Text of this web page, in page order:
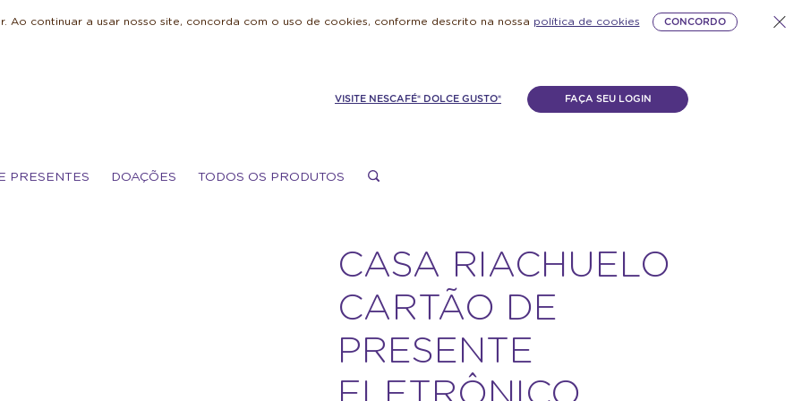
Ao continuar a usar nosso site, concorda com o uso de cookies, conforme descrito na nossa política de cookies CONCORDO
VISITE NESCAFÉ® DOLCE GUSTO® FAÇA SEU LOGIN
PRESENTES DOAÇÕES TODOS OS PRODUTOS
CASA RIACHUELO
CARTÃO DE
PRESENTE